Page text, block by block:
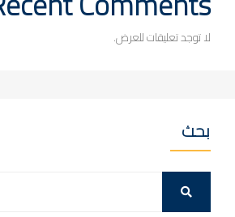
لا توجد تعليقات للعرض.
بحث